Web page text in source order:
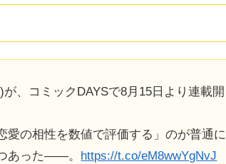
、コミックDAYSで8月15日より連載開
愛の相性を数値で評価する」のが普通に
あった――。 https://t.co/eM8wwYgNvJ